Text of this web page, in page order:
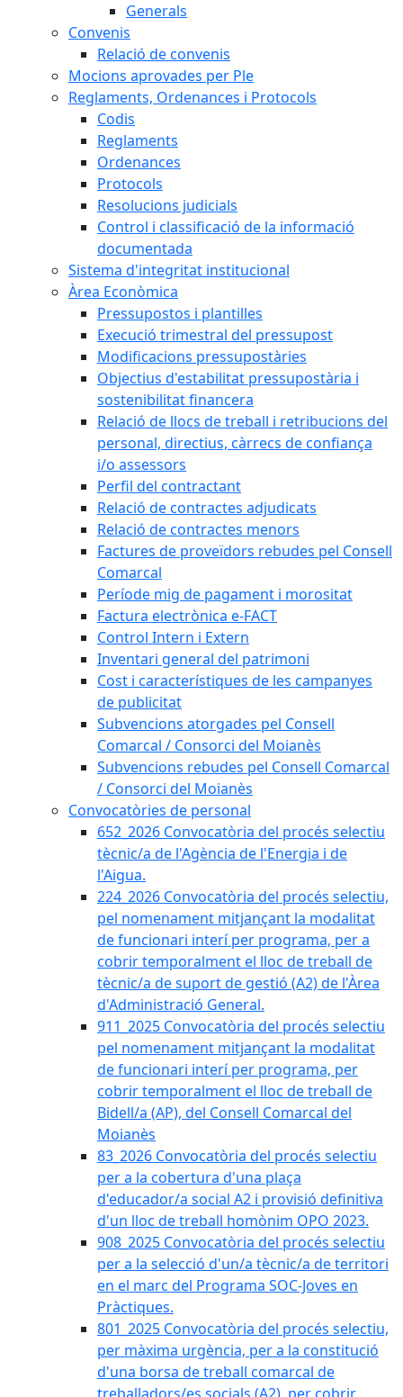
Generals
Convenis
Relació de convenis
Mocions aprovades per Ple
Reglaments, Ordenances i Protocols
Codis
Reglaments
Ordenances
Protocols
Resolucions judicials
Control i classificació de la informació
documentada
Sistema d'integritat institucional
Àrea Econòmica
Pressupostos i plantilles
Execució trimestral del pressupost
Modificacions pressupostàries
Objectius d'estabilitat pressupostària i
sostenibilitat financera
Relació de llocs de treball i retribucions del
personal, directius, càrrecs de confiança
i/o assessors
Perfil del contractant
Relació de contractes adjudicats
Relació de contractes menors
Factures de proveïdors rebudes pel Consell
Comarcal
Període mig de pagament i morositat
Factura electrònica e-FACT
Control Intern i Extern
Inventari general del patrimoni
Cost i característiques de les campanyes
de publicitat
Subvencions atorgades pel Consell
Comarcal / Consorci del Moianès
Subvencions rebudes pel Consell Comarcal
/ Consorci del Moianès
Convocatòries de personal
652_2026 Convocatòria del procés selectiu
tècnic/a de l'Agència de l'Energia i de
l'Aigua.
224_2026 Convocatòria del procés selectiu,
pel nomenament mitjançant la modalitat
de funcionari interí per programa, per a
cobrir temporalment el lloc de treball de
tècnic/a de suport de gestió (A2) de l'Àrea
d'Administració General.
911_2025 Convocatòria del procés selectiu
pel nomenament mitjançant la modalitat
de funcionari interí per programa, per
cobrir temporalment el lloc de treball de
Bidell/a (AP), del Consell Comarcal del
Moianès
83_2026 Convocatòria del procés selectiu
per a la cobertura d'una plaça
d'educador/a social A2 i provisió definitiva
d'un lloc de treball homònim OPO 2023.
908_2025 Convocatòria del procés selectiu
per a la selecció d'un/a tècnic/a de territori
en el marc del Programa SOC-Joves en
Pràctiques.
801_2025 Convocatòria del procés selectiu,
per màxima urgència, per a la constitució
d'una borsa de treball comarcal de